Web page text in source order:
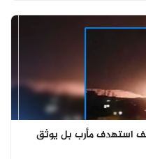
استهدف مأرب بل يوثق